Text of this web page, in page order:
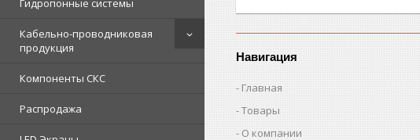
Гидропонные системы
Кабельно-проводниковая
продукция
Компоненты СКС
Распродажа
Навигация
Главная
Товары
О компании